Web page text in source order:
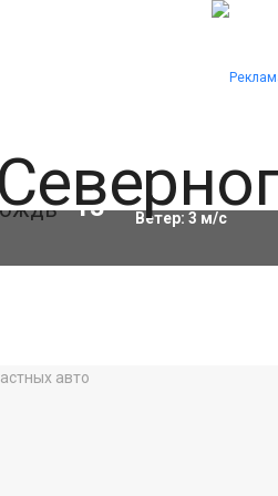
13 °C Влажность:86%
Ветер: 3 м/с